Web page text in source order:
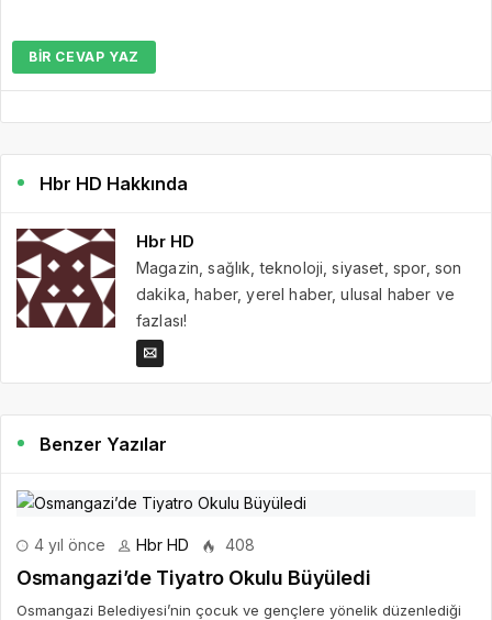
BIR CEVAP YAZ
Hbr HD Hakkında
Hbr HD
Magazin, sağlık, teknoloji, siyaset, spor, son
dakika, haber, yerel haber, ulusal haber ve
fazlası!
Benzer Yazılar
4 yıl önce Hbr HD 408
Osmangazi’de Tiyatro Okulu Büyüledi
Osmangazi Belediyesi’nin çocuk ve gençlere yönelik düzenlediği